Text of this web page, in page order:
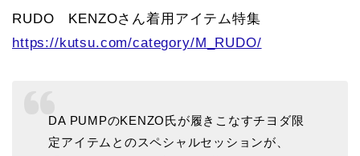
RUDO KENZOさん着用アイテム特集
https://kutsu.com/category/M_RUDO/
DA PUMPのKENZO氏が履きこなすチヨダ限
定アイテムとのスペシャルセッションが、